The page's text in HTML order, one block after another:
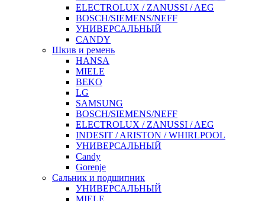
ELECTROLUX / ZANUSSI / AEG
BOSCH/SIEMENS/NEFF
УНИВЕРСАЛЬНЫЙ
CANDY
Шкив и ремень
HANSA
MIELE
BEKO
LG
SAMSUNG
BOSCH/SIEMENS/NEFF
ELECTROLUX / ZANUSSI / AEG
INDESIT / ARISTON / WHIRLPOOL
УНИВЕРСАЛЬНЫЙ
Candy
Gorenje
Сальник и подшипник
УНИВЕРСАЛЬНЫЙ
MIELE